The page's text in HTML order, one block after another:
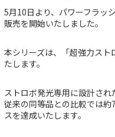
5月10日より、パワーフラッ
販売を開始いたしました。
本シリーズは、「超強力ス
たします。
ストロボ発光専用に設計され
従来の同等品との比較では
スを達成いたします。